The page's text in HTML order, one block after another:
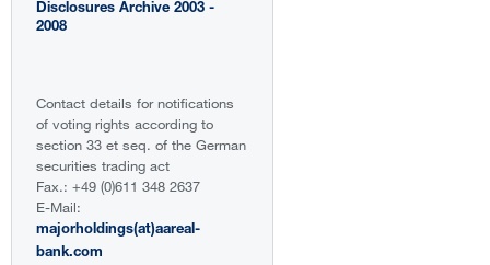
Disclosures Archive 2003 -
2008
Contact details for notifications
of voting rights according to
section 33 et seq. of the German
securities trading act
Fax.: +49 (0)611 348 2637
E-Mail:
majorholdings(at)aareal-
bank.com